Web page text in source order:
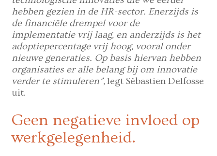
hebben gezien in de HR-sector. Enerzijds is
de financiële drempel voor de
implementatie vrij laag, en anderzijds is het
adoptiepercentage vrij hoog, vooral onder
nieuwe generaties. Op basis hiervan hebben
organisaties er alle belang bij om innovatie
verder te stimuleren”,legt Sébastien Delfosse
uit.
Geen negatieve invloed op
werkgelegenheid.